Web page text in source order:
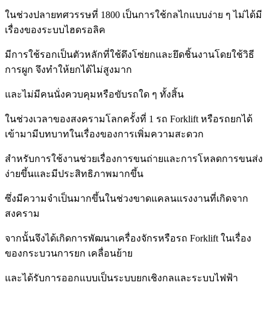
ในช่วงปลายทศวรรษที่ 1800 เป็นการใช้กลไกแบบง่าย ๆ ไม่ได้มี
เรื่องของระบบไฮดรอลิค
มีการใช้รอกเป็นตัวหลักที่ใช้ดึงโซ่ยกและยึดชิ้นงานโดยใช้วิธี
การผูก จึงทำให้ยกได้ไม่สูงมาก
และไม่มีคนนั่งควบคุมหรือขับรถใด ๆ ทั้งสิ้น
ในช่วงเวลาของสงครามโลกครั้งที่ 1 รถ Forklift หรือรถยกได้
เข้ามามีบทบาทในเรื่องของการเพิ่มความสะดวก
สำหรับการใช้งานช่วยเรื่องการขนถ่ายและการโหลดการขนส่ง
ง่ายขึ้นและมีประสิทธิภาพมากขึ้น
ซึ่งมีความจําเป็นมากขึ้นในช่วงขาดแคลนแรงงานที่เกิดจาก
สงคราม
จากนั้นจึงได้เกิดการพัฒนาเครื่องจักรหรือรถ Forklift ในเรื่อง
ของกระบวนการยก เคลื่อนย้าย
และได้รับการออกแบบเป็นระบบยกเชิงกลและระบบไฟฟ้า